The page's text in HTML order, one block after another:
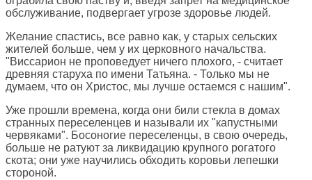
обслуживание, подвергает угрозе здоровье людей.
Желание спастись, все равно как, у старых сельских
жителей больше, чем у их церковного начальства.
"Виссарион не проповедует ничего плохого, - считает
древняя старуха по имени Татьяна. - Только мы не
думаем, что он Христос, мы лучше остаемся с нашим".
Уже прошли времена, когда они били стекла в домах
странных переселенцев и называли их "капустными
червяками". Босоногие переселенцы, в свою очередь,
больше не ратуют за ликвидацию крупного рогатого
скота; они уже научились обходить коровьи лепешки
стороной.